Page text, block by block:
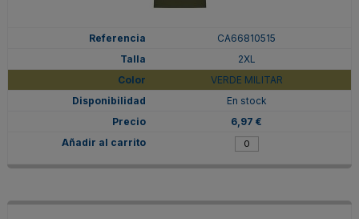
CA66810515
2XL
VERDE MILITAR
En stock
6,97 €